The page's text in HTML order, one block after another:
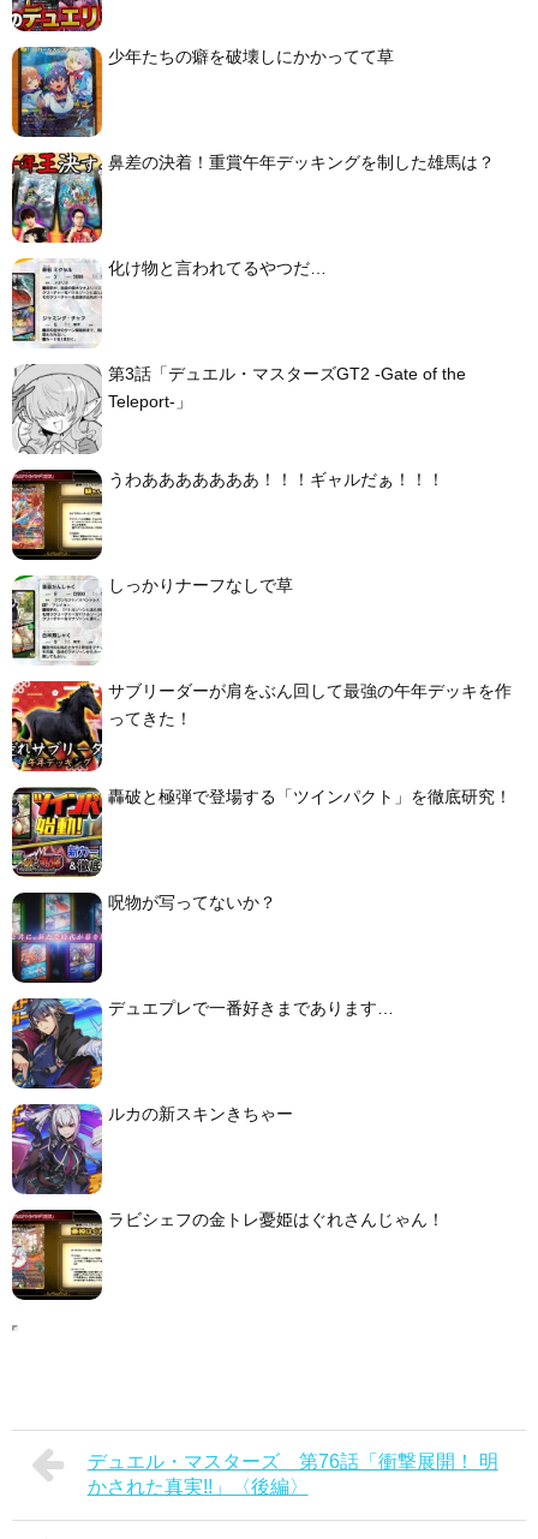
少年たちの癖を破壊しにかかってて草
鼻差の決着！重賞午年デッキングを制した雄馬は？
化け物と言われてるやつだ…
第3話「デュエル・マスターズGT2 -Gate of the
Teleport-」
うわあああああああ！！！ギャルだぁ！！！
しっかりナーフなしで草
サブリーダーが肩をぶん回して最強の午年デッキを作
ってきた！
轟破と極弾で登場する「ツインパクト」を徹底研究！
呪物が写ってないか？
デュエプレで一番好きまであります…
ルカの新スキンきちゃー
ラビシェフの金トレ憂姫はぐれさんじゃん！
デュエル・マスターズ 第76話「衝撃展開！ 明
かされた真実!!」〈後編〉